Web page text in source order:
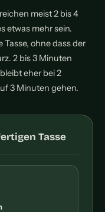
meist 2 bis 4
etwas mehr sein.
ohne dass der
2 bis 3 Minuten
eher bei 2
3 Minuten gehen.
Tasse